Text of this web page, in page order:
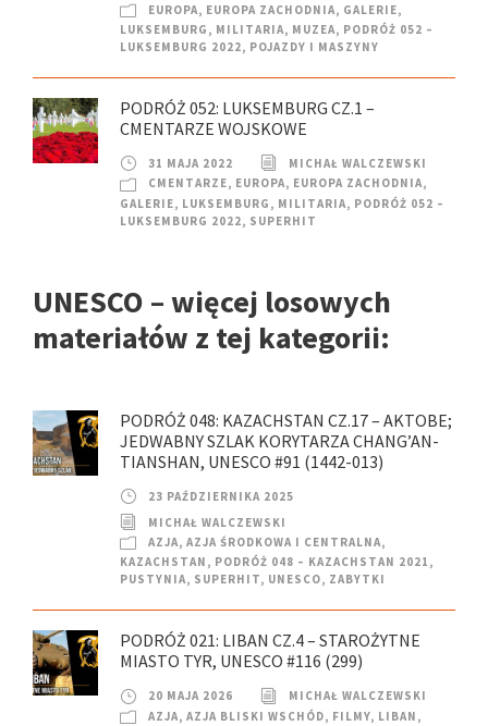
EUROPA, EUROPA ZACHODNIA, GALERIE,
LUKSEMBURG , MILITARIA, MUZEA, PODRÓŻ 052 –
LUKSEMBURG 2022, POJAZDY I MASZYNY
PODRÓŻ 052: LUKSEMBURG CZ.1 –
CMENTARZE WOJSKOWE
31 MAJA 2022
MICHAŁ WALCZEWSKI
CMENTARZE, EUROPA, EUROPA ZACHODNIA,
GALERIE, LUKSEMBURG , MILITARIA, PODRÓŻ 052 –
LUKSEMBURG 2022, SUPERHIT
UNESCO – więcej losowych
materiałów z tej kategorii:
PODRÓŻ 048: KAZACHSTAN CZ.17 – AKTOBE;
JEDWABNY SZLAK KORYTARZA CHANG’AN-
TIANSHAN, UNESCO #91 (1442-013)
23 PAŹDZIERNIKA 2025
MICHAŁ WALCZEWSKI
AZJA, AZJA ŚRODKOWA I CENTRALNA,
KAZACHSTAN , PODRÓŻ 048 – KAZACHSTAN 2021 ,
PUSTYNIA, SUPERHIT, UNESCO, ZABYTKI
PODRÓŻ 021: LIBAN CZ.4 – STAROŻYTNE
MIASTO TYR, UNESCO #116 (299)
20 MAJA 2026
MICHAŁ WALCZEWSKI
AZJA, AZJA BLISKI WSCHÓD, FILMY, LIBAN ,